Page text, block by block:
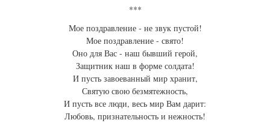
***
Мое поздравление - не звук пустой!
Мое поздравление - свято!
Оно для Вас - наш бывший герой,
Защитник наш в форме солдата!
И пусть завоеванный мир хранит,
Святую свою безмятежность,
И пусть все люди, весь мир Вам дарит:
Любовь, признательность и нежность!